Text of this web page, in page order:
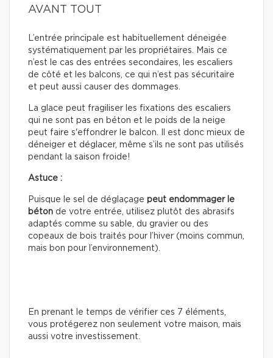
AVANT TOUT
L’entrée principale est habituellement déneigée
systématiquement par les propriétaires. Mais ce
n’est le cas des entrées secondaires, les escaliers
de côté et les balcons, ce qui n’est pas sécuritaire
et peut aussi causer des dommages.
La glace peut fragiliser les fixations des escaliers
qui ne sont pas en béton et le poids de la neige
peut faire s'effondrer le balcon. Il est donc mieux de
déneiger et déglacer, même s’ils ne sont pas utilisés
pendant la saison froide!
Astuce :
Puisque le sel de déglaçage peut endommager le
béton de votre entrée, utilisez plutôt des abrasifs
adaptés comme su sable, du gravier ou des
copeaux de bois traités pour l’hiver (moins commun,
mais bon pour l’environnement).
En prenant le temps de vérifier ces 7 éléments,
vous protégerez non seulement votre maison, mais
aussi votre investissement.